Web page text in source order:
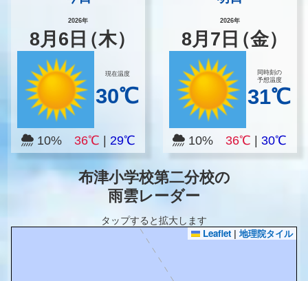
2026年
8月 6 日（木）
現在温度
30℃
10% 36℃ 29℃
2026年
8月 7 日（金）
同時刻の
予想温度
31℃
10%36℃ |30℃
布津小学校第二分校の
雨雲レーダー
タップすると拡大します
Leaflet | 地理院タイル